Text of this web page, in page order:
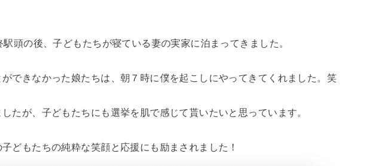
頭の後、子どもたちが寝ている妻の実家に泊まってきました。
できなかった娘たちは、朝７時に僕を起こしにやってきてくれました。笑
たが、子どもたちにも選挙を肌で感じて貰いたいと思っています。
どもたちの純粋な笑顔と応援にも励まされました！